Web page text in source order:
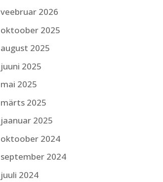
veebruar 2026
oktoober 2025
august 2025
juuni 2025
mai 2025
märts 2025
jaanuar 2025
oktoober 2024
september 2024
juuli 2024